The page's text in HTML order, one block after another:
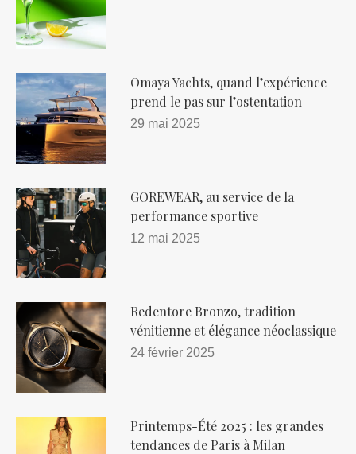
Omaya Yachts, quand l’expérience
prend le pas sur l’ostentation
29 mai 2025
GOREWEAR, au service de la
performance sportive
12 mai 2025
Redentore Bronzo, tradition
vénitienne et élégance néoclassique
24 février 2025
Printemps-Été 2025 : les grandes
tendances de Paris à Milan